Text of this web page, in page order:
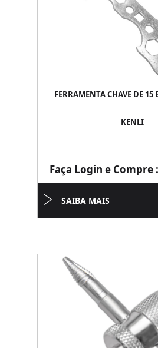
FERRAMENTA CHAVE DE 15
KENLI
Faça Login e Compre
SAIBA MAIS